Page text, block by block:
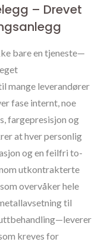
– Drevet
bare en tjeneste—
mange leverandører
fase internt, noe
fargepresisjon og
at hver personlig
og en feilfri to-
utkontrakterte
overvåker hele
til
kreves for